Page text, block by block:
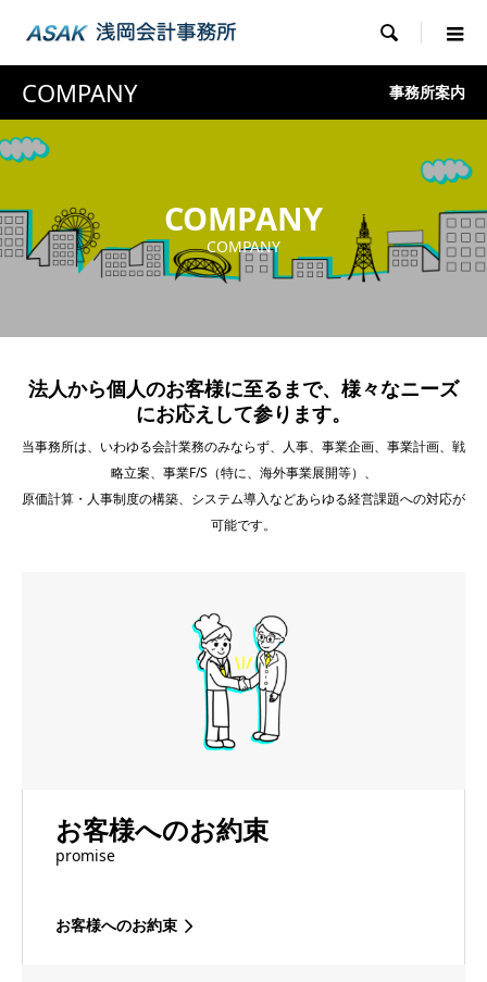

COMPANY 事務所案内
COMPANY
COMPANY
法人から個人のお客様に至るまで、様々なニーズ
にお応えして参ります。
当事務所は、いわゆる会計業務のみならず、人事、事業企画、事業計画、戦
略立案、事業F/S（特に、海外事業展開等）、
原価計算・人事制度の構築、システム導入などあらゆる経営課題への対応が
可能です。
お客様へのお約束
promise
お客様へのお約束